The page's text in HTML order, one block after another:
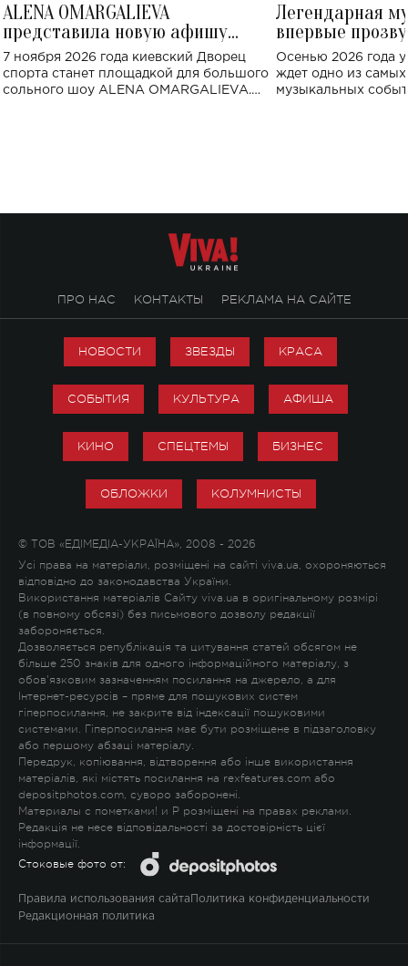
ALENA OMARGALIEVA
представила новую афишу
большого концерта во Дворце
спорта
7 ноября 2026 года киевский Дворец
спорта станет площадкой для большого
сольного шоу ALENA OMARGALIEVA.
Легендарная
впервые
Украине: где
Осенью 2026 года
ждет одно из
музыкальных
ПРО НАС КОНТАКТЫ РЕКЛАМА НА САЙТЕ
НОВОСТИ ЗВЕЗДЫ КРАСА
СОБЫТИЯ КУЛЬТУРА АФИША
КИНО СПЕЦТЕМЫ БИЗНЕС
ОБЛОЖКИ КОЛУМНИСТЫ
© ТОВ «ЕДІМЕДІА-УКРАЇНА», 2008 - 2026
Усі права на матеріали, розміщені на сайті viva.ua, охороняються
відповідно до законодавства України.
Використання матеріалів Сайту viva.ua в оригінальному розмірі
(в повному обсязі) без письмового дозволу редакції
забороняється.
Дозволяється републікація та цитування статей обсягом не
більше 250 знаків для одного інформаційного матеріалу, з
обов'язковим зазначенням посилання на джерело, а для
Інтернет-ресурсів – пряме для пошукових систем
гіперпосилання, не закрите від індексації пошуковими
системами. Гіперпосилання має бути розміщене в підзаголовку
або першому абзаці матеріалу.
Передрук, копіювання, відтворення або інше використання
матеріалів, які містять посилання на rexfeatures.com або
depositphotos.com, суворо заборонені.
Материалы с пометками! и P розміщені на правах реклами.
Редакція не несе відповідальності за достовірність цієї
інформації.
Стоковые фото от:
Правила использования сайта Политика конфиденциальности
Редакционная политика